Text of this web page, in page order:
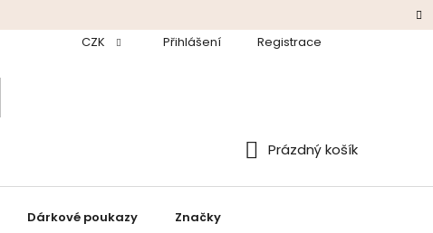
Ochrana údajů Zpětný odběr baterií a
CZK Přihlášení Registrace
Prázdný košík
Dárkové poukazy Značky